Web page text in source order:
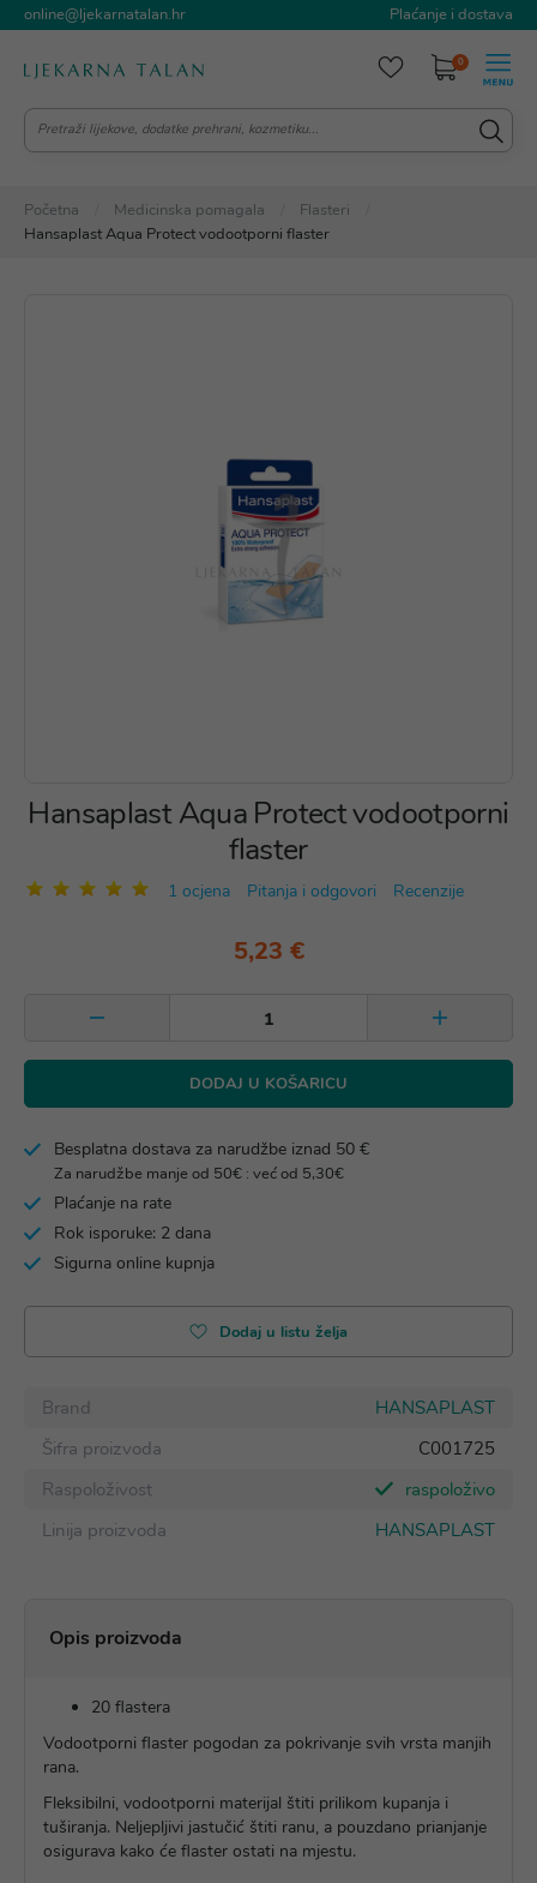
online@ljekarnatalan.hr Plaćanje i dostava
0
Početna Medicinska pomagala
Flasteri
Hansaplast Aqua Protect vodootporni flaster
Hansaplast Aqua Protect vodootporni
flaster
1 ocjena Pitanja i odgovori Recenzije
5,23 €
DODAJ U KOŠARICU
Besplatna dostava za narudžbe iznad 50 €
Za narudžbe manje od 50€ : već od 5,30€
Plaćanje na rate
Rok isporuke: 2 dana
Sigurna online kupnja
Dodaj u listu želja
Brand
HANSAPLAST
Šifra proizvoda
C001725
Raspoloživost
raspoloživo
Linija proizvoda
HANSAPLAST
Opis proizvoda
20 flastera
Vodootporni flaster pogodan za pokrivanje svih vrsta manjih
rana.
Fleksibilni, vodootporni materijal štiti prilikom kupanja i
tuširanja. Neljepljivi jastučić štiti ranu, a pouzdano prianjanje
osigurava kako će flaster ostati na mjestu.